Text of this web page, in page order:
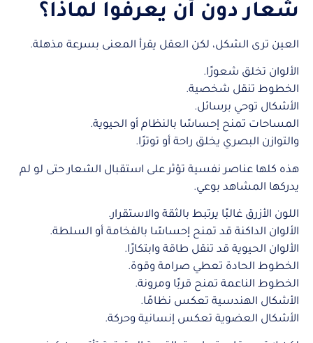
شعار دون أن يعرفوا لماذا؟
العين ترى الشكل، لكن العقل يقرأ المعنى بسرعة مذهلة.
الألوان تخلق شعورًا.
الخطوط تنقل شخصية.
الأشكال توحي برسائل.
المساحات تمنح إحساسًا بالنظام أو الحيوية.
والتوازن البصري يخلق راحة أو توترًا.
هذه كلها عناصر نفسية تؤثر على استقبال الشعار حتى لو لم
يدركها المشاهد بوعي.
اللون الأزرق غالبًا يرتبط بالثقة والاستقرار.
الألوان الداكنة قد تمنح إحساسًا بالفخامة أو السلطة.
الألوان الحيوية قد تنقل طاقة وابتكارًا.
الخطوط الحادة تعطي صرامة وقوة.
الخطوط الناعمة تمنح قربًا ومرونة.
الأشكال الهندسية تعكس نظامًا.
الأشكال العضوية تعكس إنسانية وحركة.